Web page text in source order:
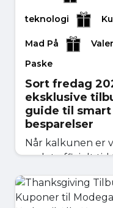
teknologi
Mad På
Paske
Sort fredag
eksklusive
guide til smart
besparelser
Når kalkunen er
er det officielt tid
november 05,